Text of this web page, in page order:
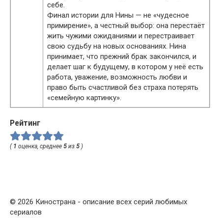
себе.
Финал истории для Нины — не «чудесное
примирение», а честный выбор: она перестаёт
жить чужими ожиданиями и перестраивает
свою судьбу на новых основаниях. Нина
принимает, что прежний брак закончился, и
делает шаг к будущему, в котором у неё есть
работа, уважение, возможность любви и
право быть счастливой без страха потерять
«семейную картинку».
Рейтинг
( 1 оценка, среднее 5 из 5 )
© 2026 Кинострана - описание всех серий любимых
сериалов